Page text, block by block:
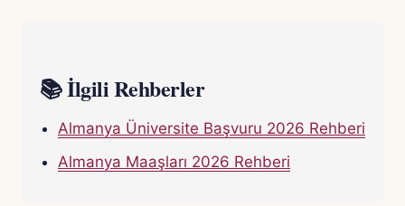
📚 İlgili Rehberler
Almanya Üniversite Başvuru 2026 Rehberi
Almanya Maaşları 2026 Rehberi